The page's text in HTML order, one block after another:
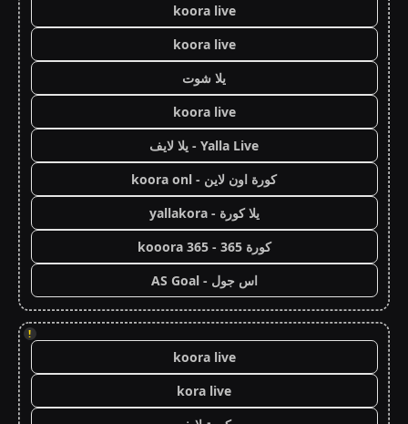
koora live
koora live
يلا شوت
koora live
Yalla Live - يلا لايف
كورة اون لاين - koora onl
يلا كورة - yallakora
كورة 365 - kooora 365
اس جول - AS Goal
!
koora live
kora live